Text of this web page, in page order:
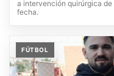
a intervención quirúrgica de
fecha.
FÚTBOL